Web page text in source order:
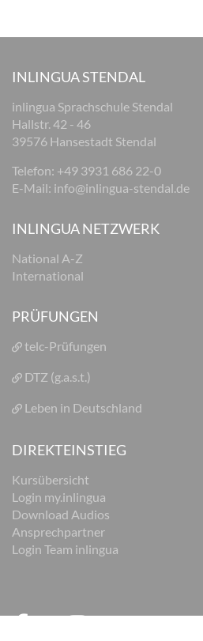
INLINGUA STENDAL
inlingua Sprachschule Stendal
Hallstr. 42 - 46
39576 Hansestadt Stendal
Telefon: +49 3931 686 22-0
E-Mail: info@inlingua-stendal.de
INLINGUA NETZWERK
National A-Z
International
PRÜFUNGEN
telc-Prüfungen
DTZ (g.a.s.t.)
Leben in Deutschland
DIREKTEINSTIEG
Kursübersicht
Login my.inlingua
Download Audios
Ansprechpartner
Login Team inlingua